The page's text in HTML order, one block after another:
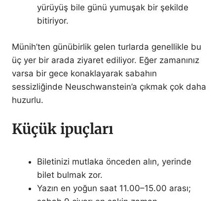
yürüyüş bile günü yumuşak bir şekilde
bitiriyor.
Münih’ten günübirlik gelen turlarda genellikle bu
üç yer bir arada ziyaret ediliyor. Eğer zamanınız
varsa bir gece konaklayarak sabahın
sessizliğinde Neuschwanstein’a çıkmak çok daha
huzurlu.
Küçük ipuçları
Biletinizi mutlaka önceden alın, yerinde
bilet bulmak zor.
Yazın en yoğun saat 11.00–15.00 arası;